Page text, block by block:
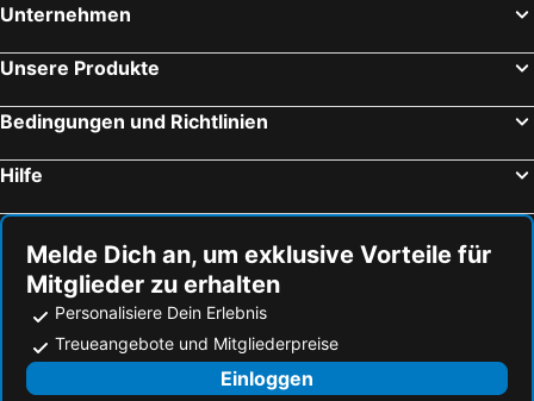
Unternehmen
Unsere Produkte
Bedingungen und Richtlinien
Hilfe
Melde Dich an, um exklusive Vorteile für
Mitglieder zu erhalten
Personalisiere Dein Erlebnis
Treueangebote und Mitgliederpreise
Einloggen